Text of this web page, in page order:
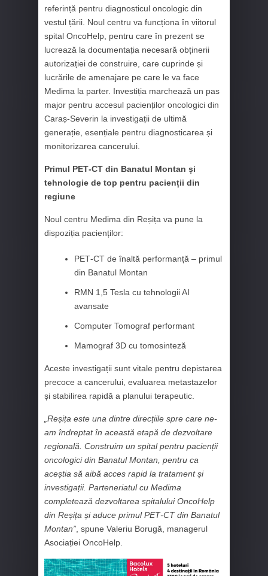
referință pentru diagnosticul oncologic din
vestul țării. Noul centru va funcționa în viitorul
spital OncoHelp, pentru care în prezent se
lucrează la documentația necesară obținerii
autorizației de construire, care cuprinde și
lucrările de amenajare pe care le va face
Medima la parter. Investiția marchează un pas
major pentru accesul pacienților oncologici din
Caraș‑Severin la investigații de ultimă
generație, esențiale pentru diagnosticarea și
monitorizarea cancerului.
Primul PET‑CT din Banatul Montan și
tehnologie de top pentru pacienții din
regiune
Noul centru Medima din Reșița va pune la
dispoziția pacienților:
PET‑CT de înaltă performanță – primul
din Banatul Montan
RMN 1,5 Tesla cu tehnologii AI
avansate
Computer Tomograf performant
Mamograf 3D cu tomosinteză
Aceste investigații sunt vitale pentru depistarea
precoce a cancerului, evaluarea metastazelor
și stabilirea rapidă a planului terapeutic.
„Reșița este una dintre direcțiile spre care ne-
am îndreptat în această etapă de dezvoltare
regională. Construim un spital pentru pacienții
oncologici din Banatul Montan, pentru ca
aceștia să aibă acces rapid la tratament și
investigații. Parteneriatul cu Medima
completează dezvoltarea spitalului OncoHelp
din Reșița și aduce primul PET‑CT din Banatul
Montan” , spune Valeriu Borugă, managerul
Asociației OncoHelp.